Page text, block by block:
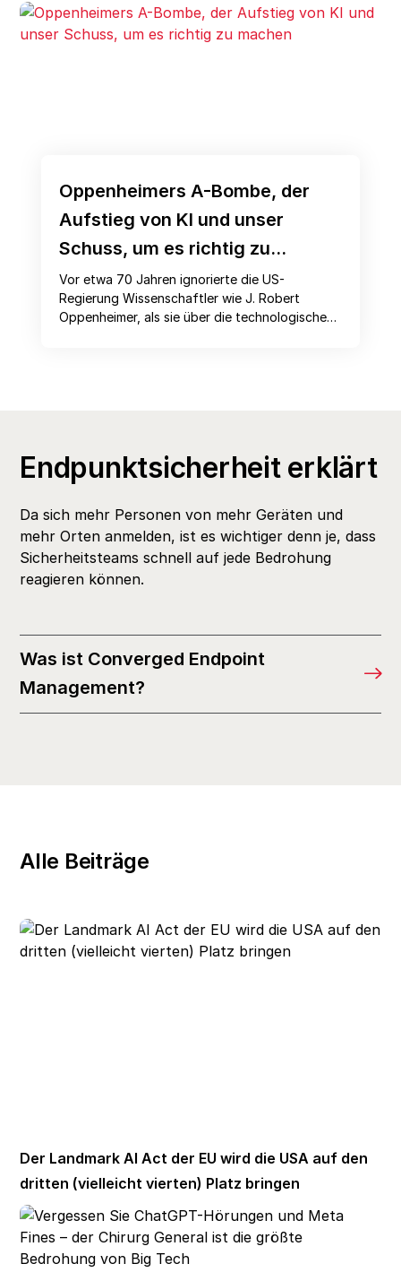
Oppenheimers A-Bombe, der
Aufstieg von KI und unser
Schuss, um es richtig zu
machen
Vor etwa 70 Jahren ignorierte die US-
Regierung Wissenschaftler wie J. Robert
Oppenheimer, als sie über die technologischen
Endpunktsicherheit erklärt
Da sich mehr Personen von mehr Geräten und
mehr Orten anmelden, ist es wichtiger denn je, dass
Sicherheitsteams schnell auf jede Bedrohung
reagieren können.
Was ist Converged Endpoint
Management?
Alle Beiträge
Der Landmark AI Act der EU wird die USA auf den
dritten (vielleicht vierten) Platz bringen